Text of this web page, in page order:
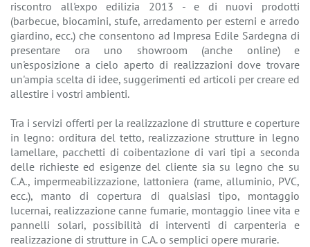
riscontro all'expo edilizia 2013 - e di nuovi prodotti
(barbecue, biocamini, stufe, arredamento per esterni e arredo
giardino, ecc.) che consentono ad Impresa Edile Sardegna di
presentare ora uno showroom (anche online) e
un'esposizione a cielo aperto di realizzazioni dove trovare
un'ampia scelta di idee, suggerimenti ed articoli per creare ed
allestire i vostri ambienti.
Tra i servizi offerti per la realizzazione di strutture e coperture
in legno: orditura del tetto, realizzazione strutture in legno
lamellare, pacchetti di coibentazione di vari tipi a seconda
delle richieste ed esigenze del cliente sia su legno che su
C.A., impermeabilizzazione, lattoniera (rame, alluminio, PVC,
ecc.), manto di copertura di qualsiasi tipo, montaggio
lucernai, realizzazione canne fumarie, montaggio linee vita e
pannelli solari, possibilità di interventi di carpenteria e
realizzazione di strutture in C.A. o semplici opere murarie.